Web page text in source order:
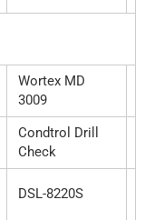
Wortex MD
3009
Condtrol Drill
Check
DSL-8220S